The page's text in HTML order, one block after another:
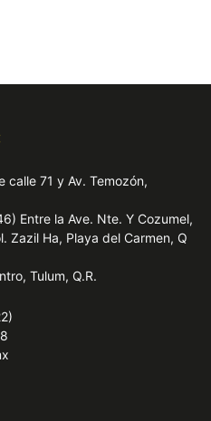
calle 71 y Av. Temozón,
Entre la Ave. Nte. Y Cozumel,
Zazil Ha, Playa del Carmen, Q
Tulum, Q.R.